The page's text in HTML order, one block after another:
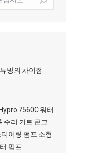
빙의 차이점
7560C 워터
수리 키트 콘크
어링 펌프 소형
펌프